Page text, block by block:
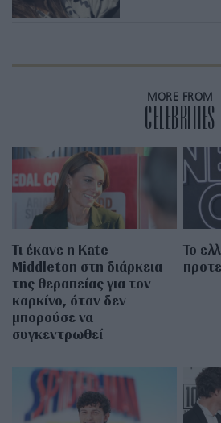
MORE FROM
CELEBRITIES
Τι έκανε η Kate
Middleton στη διάρκεια
της θεραπείας για τον
καρκίνο, όταν δεν
μπορούσε να
συγκεντρωθεί
Το